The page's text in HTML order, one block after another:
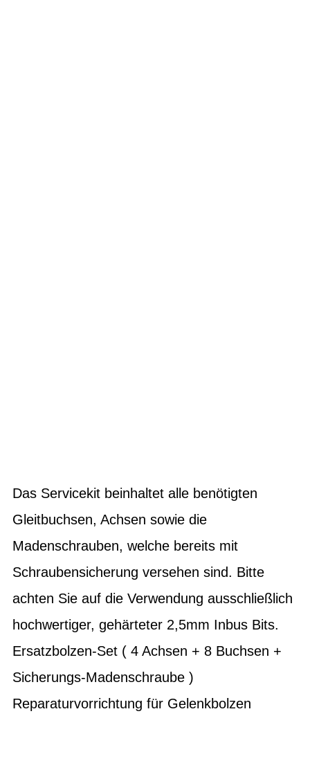
Das Servicekit beinhaltet alle benötigten
Gleitbuchsen, Achsen sowie die
Madenschrauben, welche bereits mit
Schraubensicherung versehen sind. Bitte
achten Sie auf die Verwendung ausschließlich
hochwertiger, gehärteter 2,5mm Inbus Bits.
Ersatzbolzen-Set ( 4 Achsen + 8 Buchsen +
Sicherungs-Madenschraube )
Reparaturvorrichtung für Gelenkbolzen